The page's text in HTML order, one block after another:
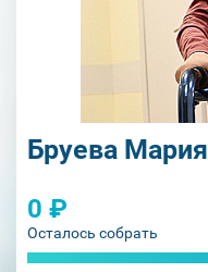
Бруева Мария
0 ₽
Осталось собрать